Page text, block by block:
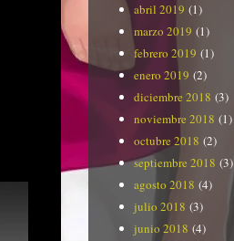
abril 2019 (1)
marzo 2019 (1)
febrero 2019 (1)
enero 2019 (2)
diciembre 2018 (3)
noviembre 2018 (1)
octubre 2018 (2)
septiembre 2018 (3)
agosto 2018 (4)
julio 2018 (3)
junio 2018 (4)